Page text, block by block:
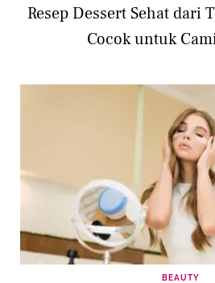
Resep Dessert Sehat dari
Cocok untuk
BEAUTY